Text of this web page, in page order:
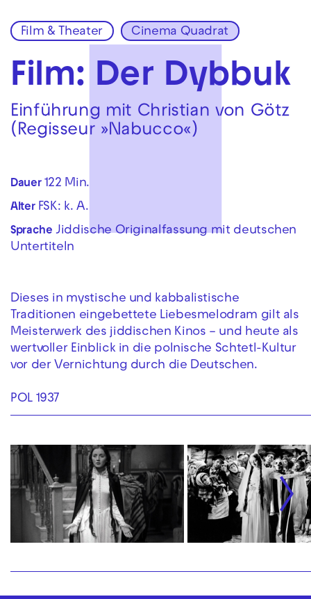
Zur Hauptnavigation springen
Zum Hauptinhalt springen Zum Footer springen
Film & Theater Cinema Quadrat
Film: Der Dybbuk
Einführung mit Christian von Götz
(Regisseur »Nabucco«)
Dauer 122 Min.
Alter FSK: k. A.
SpracheJiddische Originalfassung mit deutschen
Untertiteln
Dieses in mystische und kabbalistische
Traditionen eingebettete Liebesmelodram gilt als
Meisterwerk des jiddischen Kinos – und heute als
wertvoller Einblick in die polnische Schtetl-Kultur
vor der Vernichtung durch die Deutschen.
POL 1937